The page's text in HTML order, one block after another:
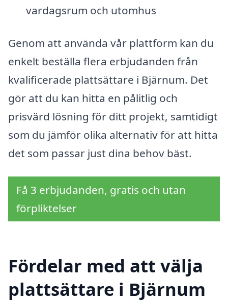
vardagsrum och utomhus
Genom att använda vår plattform kan du
enkelt beställa flera erbjudanden från
kvalificerade plattsättare i Bjärnum. Det
gör att du kan hitta en pålitlig och
prisvärd lösning för ditt projekt, samtidigt
som du jämför olika alternativ för att hitta
det som passar just dina behov bäst.
Få 3 erbjudanden, gratis och utan
förpliktelser
Fördelar med att välja
plattsättare i Bjärnum